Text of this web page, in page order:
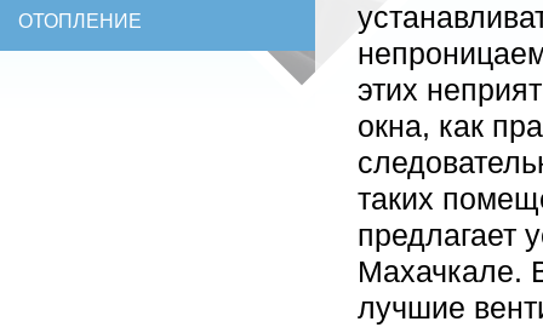
ОТОПЛЕНИЕ
этих
окна, как
таких
предлагает
Махачкале.
лучшие